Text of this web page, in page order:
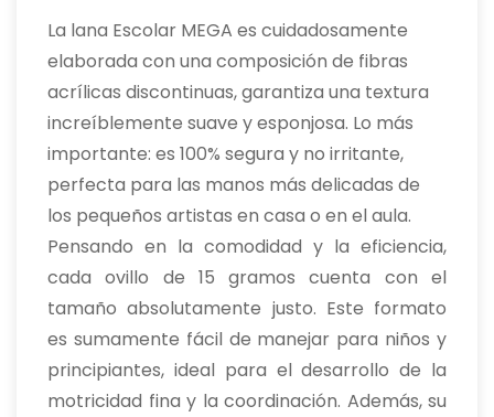
La lana Escolar MEGA es cuidadosamente
elaborada con una composición de fibras
acrílicas discontinuas, garantiza una textura
increíblemente suave y esponjosa. Lo más
importante: es 100% segura y no irritante,
perfecta para las manos más delicadas de
los pequeños artistas en casa o en el aula.
Pensando en la comodidad y la eficiencia,
cada ovillo de 15 gramos cuenta con el
tamaño absolutamente justo. Este formato
es sumamente fácil de manejar para niños y
principiantes, ideal para el desarrollo de la
motricidad fina y la coordinación. Además, su